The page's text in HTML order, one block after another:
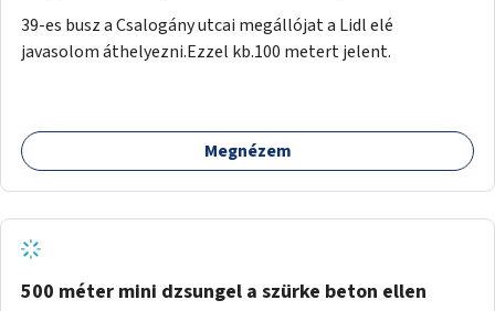
39-es busz a Csalogány utcai megállójat a Lidl elé
javasolom áthelyezni.Ezzel kb.100 metert jelent.
Megnézem
500 méter mini dzsungel a szürke beton ellen